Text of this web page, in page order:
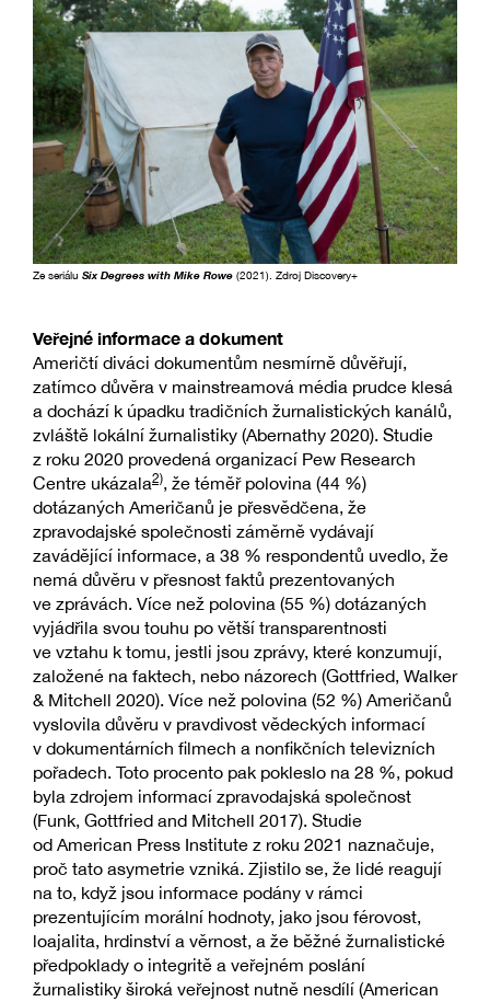
Ze seriálu Six Degrees with Mike Rowe (2021). Zdroj Discovery+
Veřejné informace a dokument
Američtí diváci dokumentům nesmírně důvěřují,
zatímco důvěra v mainstreamová média prudce klesá
a dochází k úpadku tradičních žurnalistických kanálů,
zvláště lokální žurnalistiky (Abernathy 2020). Studie
z roku 2020 provedená organizací Pew Research
Centre ukázala2), že téměř polovina (44 %)
dotázaných Američanů je přesvědčena, že
zpravodajské společnosti záměrně vydávají
zavádějící informace, a 38 % respondentů uvedlo, že
nemá důvěru v přesnost faktů prezentovaných
ve zprávách. Více než polovina (55 %) dotázaných
vyjádřila svou touhu po větší transparentnosti
ve vztahu k tomu, jestli jsou zprávy, které konzumují,
založené na faktech, nebo názorech (Gottfried, Walker
& Mitchell 2020). Více než polovina (52 %) Američanů
vyslovila důvěru v pravdivost vědeckých informací
v dokumentárních filmech a nonfikčních televizních
pořadech. Toto procento pak pokleslo na 28 %, pokud
byla zdrojem informací zpravodajská společnost
(Funk, Gottfried and Mitchell 2017). Studie
od American Press Institute z roku 2021 naznačuje,
proč tato asymetrie vzniká. Zjistilo se, že lidé reagují
na to, když jsou informace podány v rámci
prezentujícím morální hodnoty, jako jsou férovost,
loajalita, hrdinství a věrnost, a že běžné žurnalistické
předpoklady o integritě a veřejném poslání
žurnalistiky široká veřejnost nutně nesdílí (American